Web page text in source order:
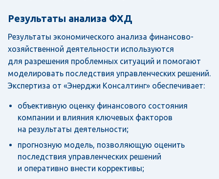
Результаты анализа ФХД
Результаты экономического анализа финансово-
хозяйственной деятельности используются
для разрешения проблемных ситуаций и помогают
моделировать последствия управленческих решений.
Экспертиза от «Энерджи Консалтинг» обеспечивает:
объективную оценку финансового состояния
компании и влияния ключевых факторов
на результаты деятельности;
прогнозную модель, позволяющую оценить
последствия управленческих решений
и оперативно внести коррективы;